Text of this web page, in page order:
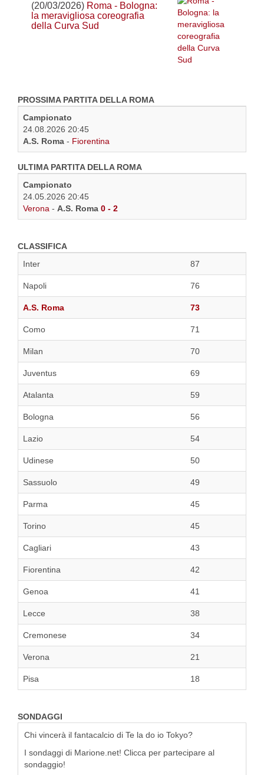
(20/03/2026) Roma - Bologna:
la meravigliosa coreografia
della Curva Sud
PROSSIMA PARTITA DELLA ROMA
Campionato
24.08.2026 20:45
A.S. Roma - Fiorentina
ULTIMA PARTITA DELLA ROMA
Campionato
24.05.2026 20:45
Verona - A.S. Roma 0 - 2
CLASSIFICA
Inter
87
Napoli 76
A.S. Roma 73
Como 71
Milan 70
Juventus 69
Atalanta 59
Bologna 56
Lazio 54
Udinese 50
Sassuolo 49
Parma 45
Torino 45
Cagliari 43
Fiorentina 42
Genoa 41
Lecce 38
Cremonese 34
Verona 21
Pisa 18
SONDAGGI
Chi vincerà il fantacalcio di Te la do io Tokyo?
I sondaggi di Marione.net! Clicca per partecipare al
sondaggio!